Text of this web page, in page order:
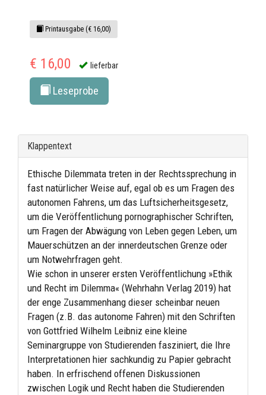
Printausgabe (€ 16,00)
€ 16,00 lieferbar
Leseprobe
Klappentext
Ethische Dilemmata treten in der Rechtssprechung in
fast natürlicher Weise auf, egal ob es um Fragen des
autonomen Fahrens, um das Luftsicherheitsgesetz,
um die Veröffentlichung pornographischer Schriften,
um Fragen der Abwägung von Leben gegen Leben, um
Mauerschützen an der innerdeutschen Grenze oder
um Notwehrfragen geht.
Wie schon in unserer ersten Veröffentlichung »Ethik
und Recht im Dilemma« (Wehrhahn Verlag 2019) hat
der enge Zusammenhang dieser scheinbar neuen
Fragen (z.B. das autonome Fahren) mit den Schriften
von Gottfried Wilhelm Leibniz eine kleine
Seminargruppe von Studierenden fasziniert, die Ihre
Interpretationen hier sachkundig zu Papier gebracht
haben. In erfrischend offenen Diskussionen
zwischen Logik und Recht haben die Studierenden